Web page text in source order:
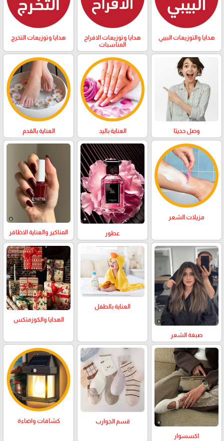
هدايا والتوزيعات البيبي
هدايا وتوزيعات الافراح
المناسبات
هدايا وتوزيعات التخرج
وصل حديثا العناية باليد العناية بالقدم
مزيلات الشعر
عطور المناكير والعناية الاظافر
صبغة الشعر
العناية بالطفل
الهدايا والكوزمتكس
اكسسوار
قسم الجوارب كشافات واضاءة